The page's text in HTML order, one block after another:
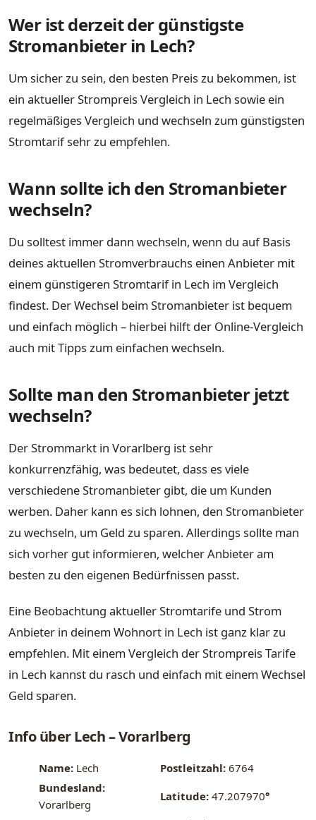
Wer ist derzeit der günstigste
Stromanbieter in Lech?
Um sicher zu sein, den besten Preis zu bekommen, ist
ein aktueller Strompreis Vergleich in Lech sowie ein
regelmäßiges Vergleich und wechseln zum günstigsten
Stromtarif sehr zu empfehlen.
Wann sollte ich den Stromanbieter
wechseln?
Du solltest immer dann wechseln, wenn du auf Basis
deines aktuellen Stromverbrauchs einen Anbieter mit
einem günstigeren Stromtarif in Lech im Vergleich
findest. Der Wechsel beim Stromanbieter ist bequem
und einfach möglich – hierbei hilft der Online-Vergleich
auch mit Tipps zum einfachen wechseln.
Sollte man den Stromanbieter jetzt
wechseln?
Der Strommarkt in Vorarlberg ist sehr
konkurrenzfähig, was bedeutet, dass es viele
verschiedene Stromanbieter gibt, die um Kunden
werben. Daher kann es sich lohnen, den Stromanbieter
zu wechseln, um Geld zu sparen. Allerdings sollte man
sich vorher gut informieren, welcher Anbieter am
besten zu den eigenen Bedürfnissen passt.
Eine Beobachtung aktueller Stromtarife und Strom
Anbieter in deinem Wohnort in Lech ist ganz klar zu
empfehlen. Mit einem Vergleich der Strompreis Tarife
in Lech kannst du rasch und einfach mit einem Wechsel
Geld sparen.
Info über Lech – Vorarlberg
Name: Lech Postleitzahl: 6764
Bundesland:
Vorarlberg
Latitude: 47.207970°